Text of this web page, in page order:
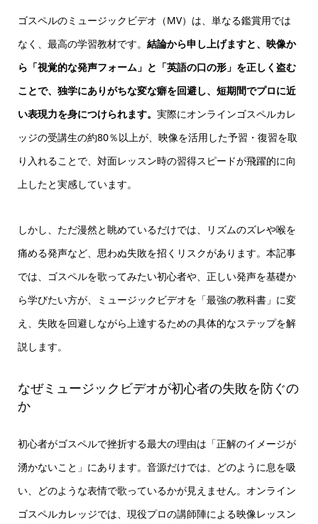
ゴスペルのミュージックビデオ（MV）は、単なる鑑賞用では
なく、最高の学習教材です。 結論から申し上げますと、映像か
ら「視覚的な発声フォーム」と「英語の口の形」を正しく盗む
ことで、独学にありがちな変な癖を回避し、短期間でプロに近
い表現力を身につけられます。 実際にオンラインゴスペルカレ
ッジの受講生の約80％以上が、映像を活用した予習・復習を取
り入れることで、対面レッスン時の習得スピードが飛躍的に向
上したと実感しています。
しかし、ただ漫然と眺めているだけでは、リズムのズレや喉を
痛める発声など、思わぬ失敗を招くリスクがあります。本記事
では、ゴスペルを歌ってみたい初心者や、正しい発声を基礎か
ら学びたい方が、ミュージックビデオを「最強の教科書」に変
え、失敗を回避しながら上達するための具体的なステップを解
説します。
なぜミュージックビデオが初心者の失敗を防ぐの
か
初心者がゴスペルで挫折する最大の理由は「正解のイメージが
湧かないこと」にあります。音源だけでは、どのように息を吸
い、どのような表情で歌っているかが見えません。オンライン
ゴスペルカレッジでは、現役プロの講師陣による映像レッスン